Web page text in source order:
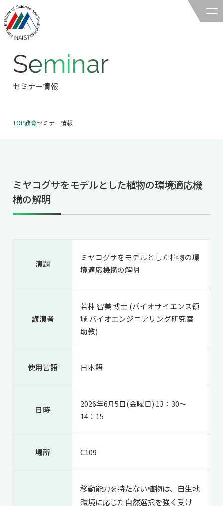
奈良先端科学技術大学院大学
領域の概要・特色
研究室一覧
NAIST Edge BIO
教育TOP
研究室への配属
5年一貫コースの
国際化教育プログラム
国際バイオゼミナール
サマーキャンプ
海外ラボインターンシップ
国際学生ワークショップ
UCDリトリート
キャリア
就職実績
卒業生の声
研究＆授業
イベント
保護者の方へ
アクセス
お問い
学内限定 ENGLISH
受験生の方へ
教職員の方へ
地域・一般の方へ
企業・研究者の方へ
Seminar
セミナー情報
TOP教育セミナー情報
ミヤコグサをモデルとした植物の環境適応機
構の解明
演題
ミヤコグサをモデルとした植物の環
境適応機構の解明
講演者
若林 智美 博士 (バイオサイエンス領
域 バイオエンジニアリング研究室
助教)
使用言語 日本語
日時
2026年6月5日(金曜日) 13：30～
14：15
場所 C109
移動能力を持たない植物は、自生地
環境に応じた自然選択を強く受け